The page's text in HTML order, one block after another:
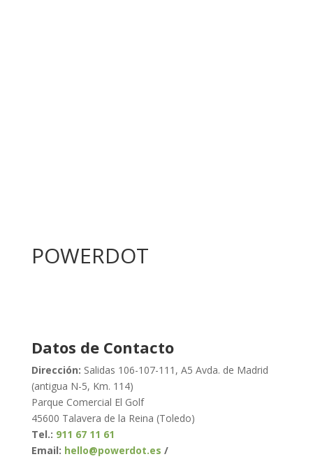
POWERDOT
Datos de Contacto
Dirección: Salidas 106-107-111, A5 Avda. de Madrid
(antigua N-5, Km. 114)
Parque Comercial El Golf
45600 Talavera de la Reina (Toledo)
Tel.: 911 67 11 61
Email: hello@powerdot.es /